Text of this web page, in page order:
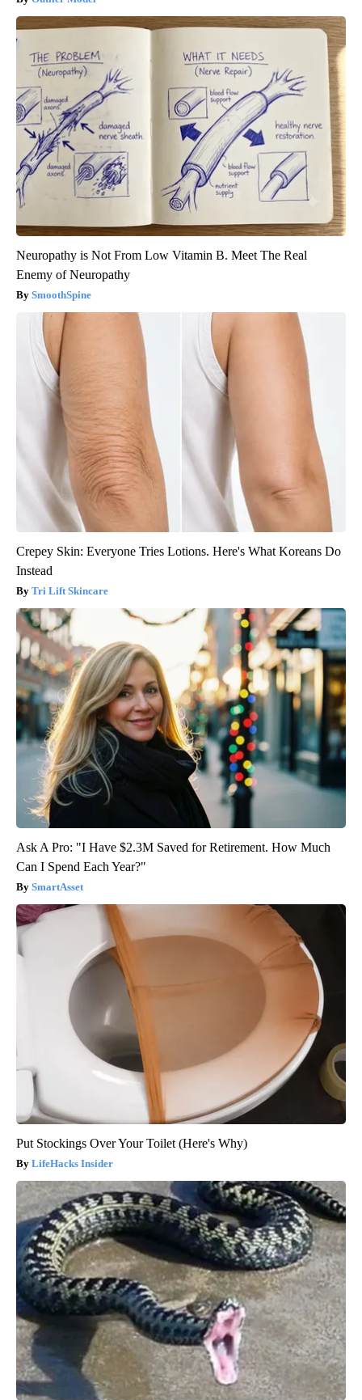
Neuropathy is Not From Low Vitamin B. Meet The Real
Enemy of Neuropathy
SmoothSpine
Crepey Skin: Everyone Tries Lotions. Here's What Koreans Do
Instead
Tri Lift Skincare
Ask A Pro: "I Have $2.3M Saved for Retirement. How Much
Can I Spend Each Year?"
SmartAsset
Put Stockings Over Your Toilet (Here's Why)
LifeHacks Insider